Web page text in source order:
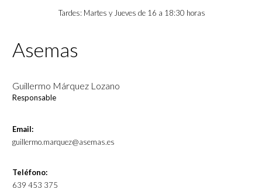
Tardes: Martes y Jueves de 16 a 18:30 horas
Asemas
Guillermo Márquez Lozano
Responsable
Email:
guillermo.marquez@asemas.es
Teléfono:
639 453 375